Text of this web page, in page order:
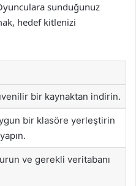
sunduğunuz
hedef kitlenizi
bir kaynaktan indirin.
bir klasöre yerleştirin
ve gerekli veritabanı